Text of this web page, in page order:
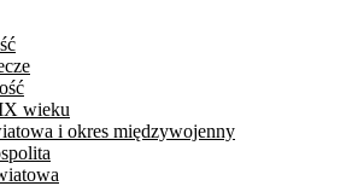
wieku
i okres międzywojenny